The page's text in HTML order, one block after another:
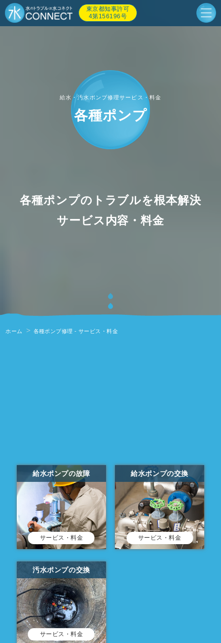
東京都知事許可
4第156196号
給水・汚水ポンプ修理サービス・料金
各種ポンプ
各種ポンプのトラブルを根本解決
サービス内容・料金
ホーム 各種ポンプ修理 - サービス・料金
給水ポンプの故障
サービス・料金
給水ポンプの交換
サービス・料金
汚水ポンプの交換
サービス・料金